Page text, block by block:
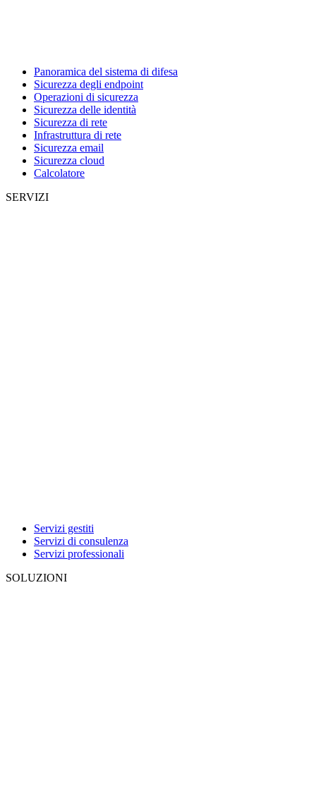
Panoramica del sistema di difesa
Sicurezza degli endpoint
Operazioni di sicurezza
Sicurezza delle identità
Sicurezza di rete
Infrastruttura di rete
Sicurezza email
Sicurezza cloud
Calcolatore
SERVIZI
Servizi gestiti
Servizi di consulenza
Servizi professionali
SOLUZIONI